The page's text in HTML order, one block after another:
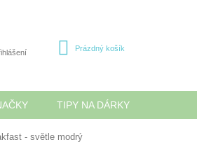
NÁKUPNÍ
Prázdný košík
TIPY NA DÁRKY
- světle modrý